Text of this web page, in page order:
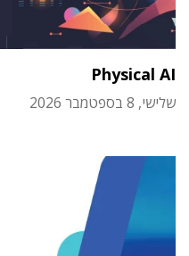
Physical AI
שלישי, 8 בספטמבר 2026